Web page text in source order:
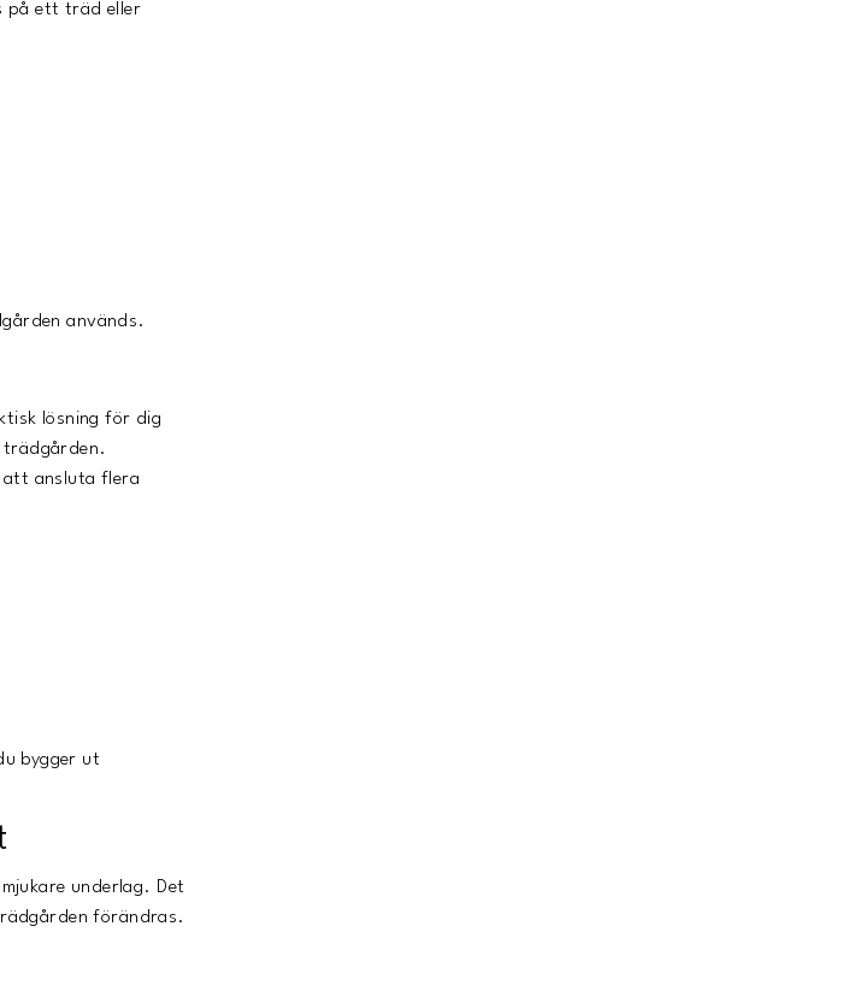
på ett träd eller
används.
lösning för dig
trädgården.
att ansluta flera
bygger ut
underlag. Det
förändras.